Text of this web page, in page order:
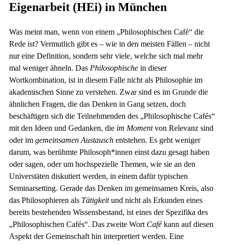
Eigenarbeit (HEi) in München
Was meint man, wenn von einem „Philosophischen Café“ die
Rede ist? Vermutlich gibt es – wie in den meisten Fällen – nicht
nur eine Definition, sondern sehr viele, welche sich mal mehr
mal weniger ähneln. Das Philosophische in dieser
Wortkombination, ist in diesem Falle nicht als Philosophie im
akademischen Sinne zu verstehen. Zwar sind es im Grunde die
ähnlichen Fragen, die das Denken in Gang setzen, doch
beschäftigen sich die Teilnehmenden des „Philosophische Cafés“
mit den Ideen und Gedanken, die im Momentvon Relevanz sind
oder im gemeinsamen Austausch entstehen. Es geht weniger
darum, was berühmte Philosoph*innen einst dazu gesagt haben
oder sagen, oder um hochspezielle Themen, wie sie an den
Universtäten diskutiert werden, in einem dafür typischen
Seminarsetting. Gerade das Denken im gemeinsamen Kreis, also
das Philosophieren als Tätigkeitund nicht als Erkunden eines
bereits bestehenden Wissensbestand, ist eines der Spezifika des
„Philosophischen Cafés“. Das zweite Wort Cafékann auf diesen
Aspekt der Gemeinschaft hin interpretiert werden. Eine